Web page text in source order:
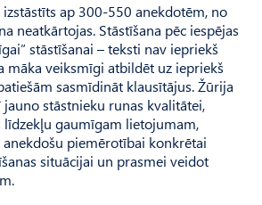
ap 300-550 anekdotēm, no
neatkārtojas. Stāstīšana pēc iespējas
stāstīšanai – teksti nav iepriekš
māka veiksmīgi atbildēt uz iepriekš
sasmīdināt klausītājus. Žūrija
stāstnieku runas kvalitātei,
līdzekļu gaumīgam lietojumam,
piemērotībai konkrētai
situācijai un prasmei veidot